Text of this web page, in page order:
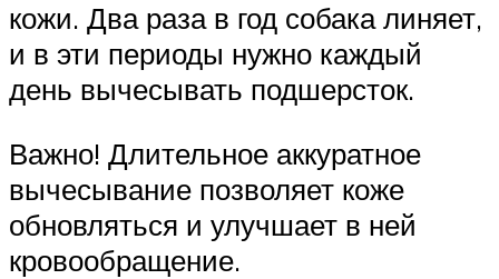
кожи. Два раза в год собака линяет,
и в эти периоды нужно каждый
день вычесывать подшерсток.
Важно! Длительное аккуратное
вычесывание позволяет коже
обновляться и улучшает в ней
кровообращение.